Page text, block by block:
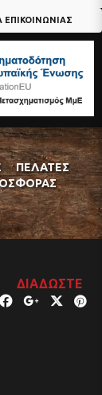
ΠΕΛΆΤΕΣ
ΔΙΑΔΏΣΤΕ